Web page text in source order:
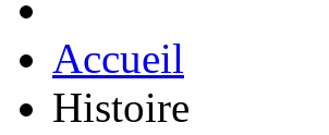
Accueil
Histoire